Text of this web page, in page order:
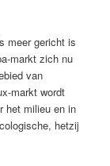
meer gericht is
markt zich nu
van
markt wordt
het milieu en in
hetzij